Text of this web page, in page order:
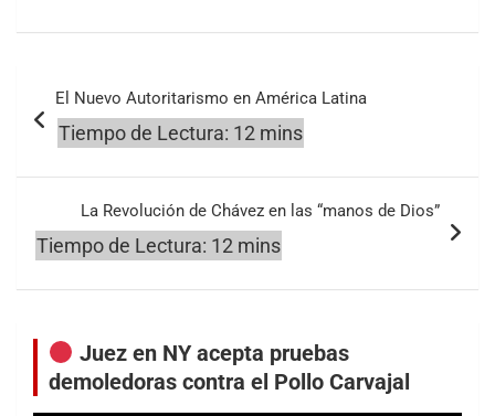
de
entradas
El Nuevo Autoritarismo en América Latina
La Revolución de Chávez en las “manos de Dios”
Juez en NY acepta pruebas
demoledoras contra el Pollo Carvajal